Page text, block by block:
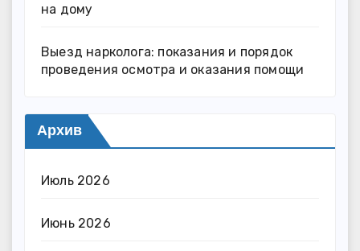
на дому
Выезд нарколога: показания и порядок
проведения осмотра и оказания помощи
Архив
Июль 2026
Июнь 2026